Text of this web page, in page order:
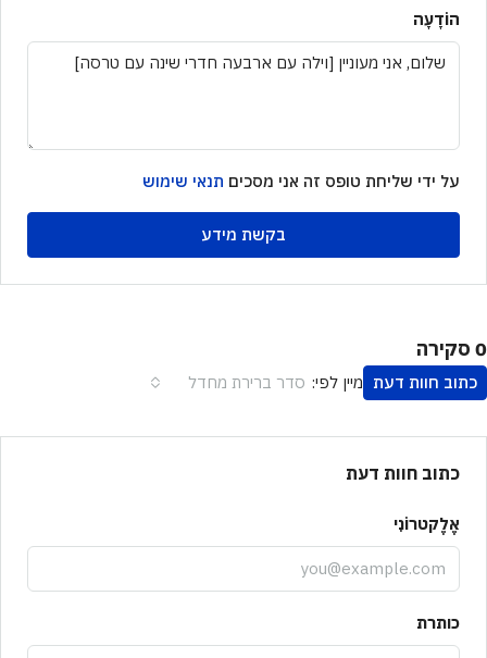
הוֹדָעָה
על ידי שליחת טופס זה אני מסכים תנאי שימוש
בקשת מידע
0 סקירה
מיין לפי: סדר ברירת מחדל כתוב חוות דעת
כתוב חוות דעת
אֶלֶקטרוֹנִי
כותרת